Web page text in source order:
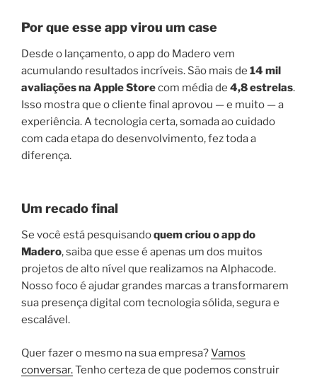
Por que esse app virou um case
Desde o lançamento, o app do Madero vem
acumulando resultados incríveis. São mais de 14 mil
avaliações na Apple Storecom média de 4,8 estrelas.
Isso mostra que o cliente final aprovou — e muito — a
experiência. A tecnologia certa, somada ao cuidado
com cada etapa do desenvolvimento, fez toda a
diferença.
Um recado final
Se você está pesquisandoquem criou o app do
Madero, saiba que esse é apenas um dos muitos
projetos de alto nível que realizamos na Alphacode.
Nosso foco é ajudar grandes marcas a transformarem
sua presença digital com tecnologia sólida, segura e
escalável.
Quer fazer o mesmo na sua empresa?Vamos
conversar.Tenho certeza de que podemos construir